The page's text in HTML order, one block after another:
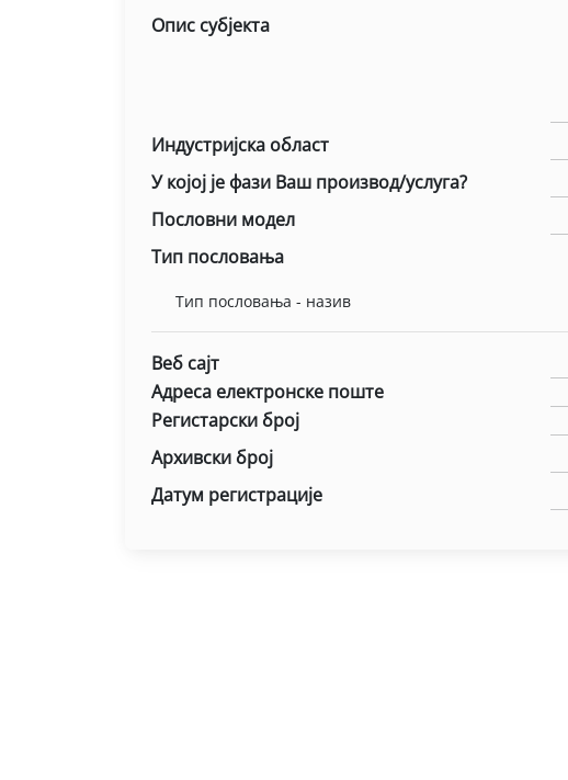
Опис субјекта
Индустријска област
У којој је фази Ваш производ/услуга?
Пословни модел
Тип пословања
Тип пословања - назив
Веб сајт
Адреса електронске поште
Регистарски број
Архивски број
Датум регистрације